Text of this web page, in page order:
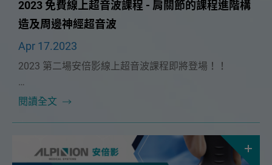
2023 免費線上超音波課程 - 肩關節的課程進階構
造及周邊神經超音波
Apr 17.2023
2023 第二場安倍影線上超音波課程即將登場！！
非常榮幸能邀請到 台大癌醫復健中心主任 🔥徐紹剛醫
閱讀全文